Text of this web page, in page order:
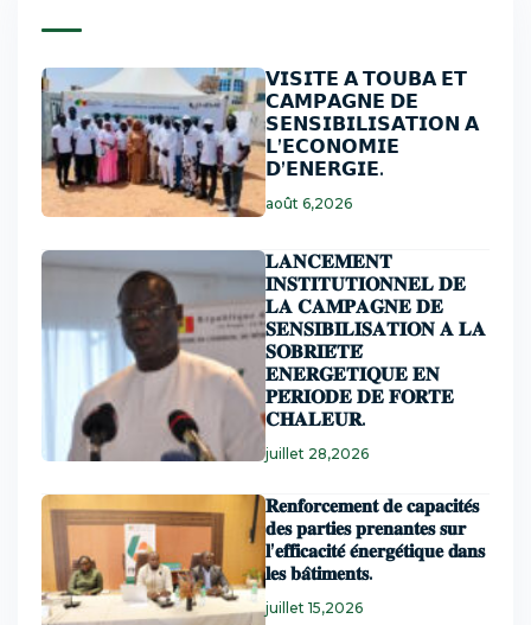
𝗩𝗜𝗦𝗜𝗧𝗘 𝗔 𝗧𝗢𝗨𝗕𝗔 𝗘𝗧
𝗖𝗔𝗠𝗣𝗔𝗚𝗡𝗘 𝗗𝗘
𝗦𝗘𝗡𝗦𝗜𝗕𝗜𝗟𝗜𝗦𝗔𝗧𝗜𝗢𝗡 𝗔
𝗟’𝗘𝗖𝗢𝗡𝗢𝗠𝗜𝗘
𝗗’𝗘𝗡𝗘𝗥𝗚𝗜𝗘.
août 6,2026
𝐋𝐀𝐍𝐂𝐄𝐌𝐄𝐍𝐓
𝐈𝐍𝐒𝐓𝐈𝐓𝐔𝐓𝐈𝐎𝐍𝐍𝐄𝐋 𝐃𝐄
𝐋𝐀 𝐂𝐀𝐌𝐏𝐀𝐆𝐍𝐄 𝐃𝐄
𝐒𝐄𝐍𝐒𝐈𝐁𝐈𝐋𝐈𝐒𝐀𝐓𝐈𝐎𝐍 𝐀 𝐋𝐀
𝐒𝐎𝐁𝐑𝐈𝐄́𝐓𝐄́
𝐄𝐍𝐄𝐑𝐆𝐄𝐓𝐈𝐐𝐔𝐄 𝐄𝐍
𝐏𝐄́𝐑𝐈𝐎𝐃𝐄 𝐃𝐄 𝐅𝐎𝐑𝐓𝐄
𝐂𝐇𝐀𝐋𝐄𝐔𝐑.
juillet 28,2026
𝐑𝐞𝐧𝐟𝐨𝐫𝐜𝐞𝐦𝐞𝐧𝐭 𝐝𝐞 𝐜𝐚𝐩𝐚𝐜𝐢𝐭𝐞́𝐬
𝐝𝐞𝐬 𝐩𝐚𝐫𝐭𝐢𝐞𝐬 𝐩𝐫𝐞𝐧𝐚𝐧𝐭𝐞𝐬 𝐬𝐮𝐫
𝐥’𝐞𝐟𝐟𝐢𝐜𝐚𝐜𝐢𝐭𝐞́ 𝐞́𝐧𝐞𝐫𝐠𝐞́𝐭𝐢𝐪𝐮𝐞 𝐝𝐚𝐧𝐬
𝐥𝐞𝐬 𝐛𝐚̂𝐭𝐢𝐦𝐞𝐧𝐭𝐬.
juillet 15,2026